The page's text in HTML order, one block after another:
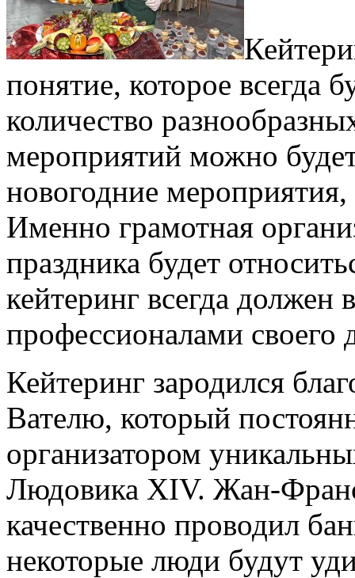
понятие, которое всегда
количество
мероприятий можно
новогодние
Именно грамотная
праздника будет
кейтеринг всегда должен
профессионалами своего
Кейтеринг зародился
Вателю, который
организатором
Людовика XIV. Жан-
качественно проводил
некоторые люди будут